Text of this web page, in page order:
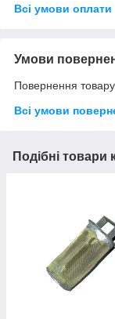
Всі умови оплати
Умови
Повернення
Всі умови
Подібні товари